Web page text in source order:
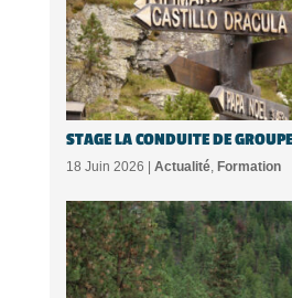
STAGE LA CONDUITE DE
18 Juin 2026 | Actualité, Formation